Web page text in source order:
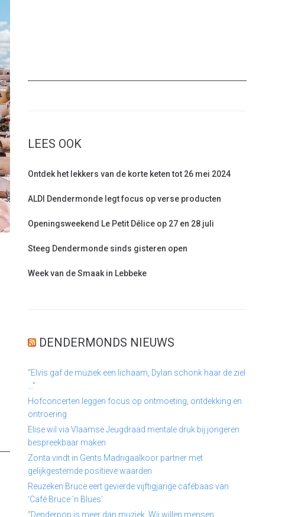
LEES OOK
Ontdek het lekkers van de korte keten tot 26 mei 2024
ALDI Dendermonde legt focus op verse producten
Openingsweekend Le Petit Délice op 27 en 28 juli
Steeg Dendermonde sinds gisteren open
Week van de Smaak in Lebbeke
DENDERMONDS NIEUWS
“Elvis gaf de muziek een lichaam, Dylan schonk haar de ziel
…”
Hofconcerten leggen focus op ontmoeting, ontdekking en
ontroering
Elise wil via Vlaamse Jeugdraad mentale druk bij jongeren
bespreekbaar maken
Zonta vindt in Gents Madrigaalkoor partner met
gelijkgestemde positieve waarden
Reuzeken Bruce eert gevierde vijftigjarige cafébaas van
‘Café Bruce ’n Blues’
“Denderpop is meer dan muziek. Wij willen mensen